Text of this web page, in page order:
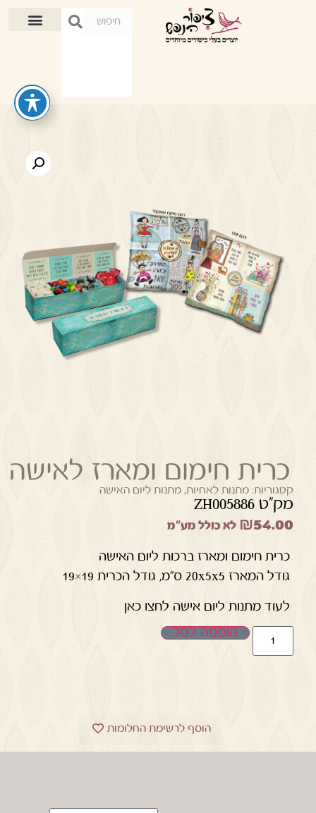
כרית חימום ומארז לאישה
קטגוריות: מתנות לאחיות,מתנות ליום האישה
מק"ט ZH005886
₪54.00 לא כולל מע"מ
כרית חימום ומארז ברכות ליום האישה
גודל המארז 20x5x5 ס”מ, גודל הכרית 19×19
לעוד מתנות ליום אישה לחצו כאן
הוספה לסל
הוסף לרשימת החלומות